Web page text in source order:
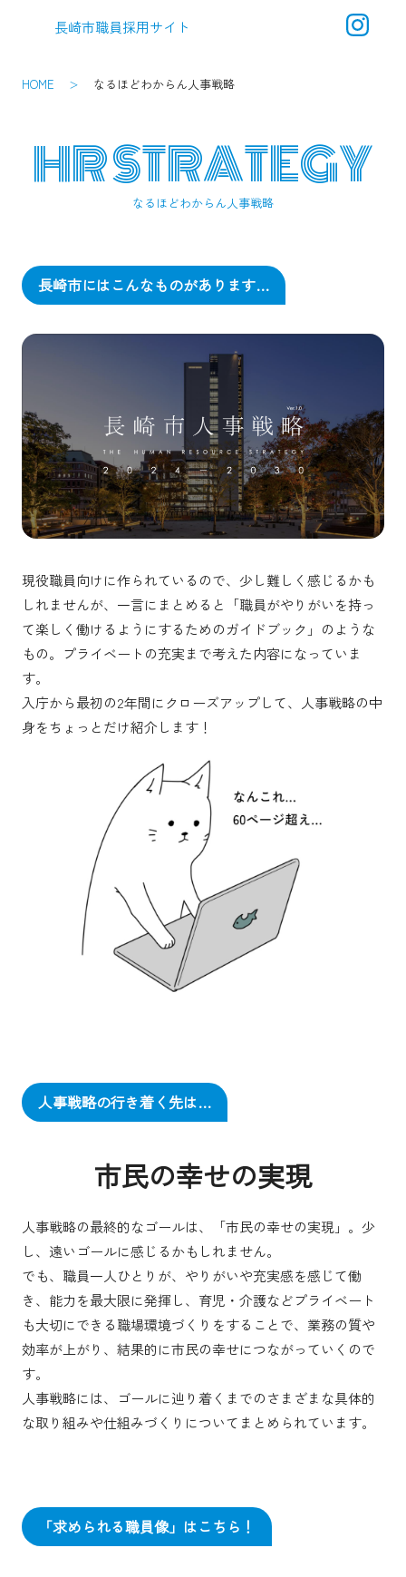
長崎市職員採用サイト
HOME なるほどわからん人事戦略
HR STRATEGY
なるほどわからん人事戦略
長崎市にはこんなものがあります…
現役職員向けに作られているので、少し難しく感じるかも
しれませんが、一言にまとめると「職員がやりがいを持っ
て楽しく働けるようにするためのガイドブック」のような
もの。プライベートの充実まで考えた内容になっていま
す。
入庁から最初の2年間にクローズアップして、人事戦略の中
身をちょっとだけ紹介します！
人事戦略の行き着く先は…
市民の幸せの実現
人事戦略の最終的なゴールは、「市民の幸せの実現」。少
し、遠いゴールに感じるかもしれません。
でも、職員一人ひとりが、やりがいや充実感を感じて働
き、能力を最大限に発揮し、育児・介護などプライベート
も大切にできる職場環境づくりをすることで、業務の質や
効率が上がり、結果的に市民の幸せにつながっていくので
す。
人事戦略には、ゴールに辿り着くまでのさまざまな具体的
な取り組みや仕組みづくりについてまとめられています。
「求められる職員像」はこちら！